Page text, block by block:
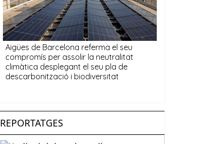
REPORTATGES